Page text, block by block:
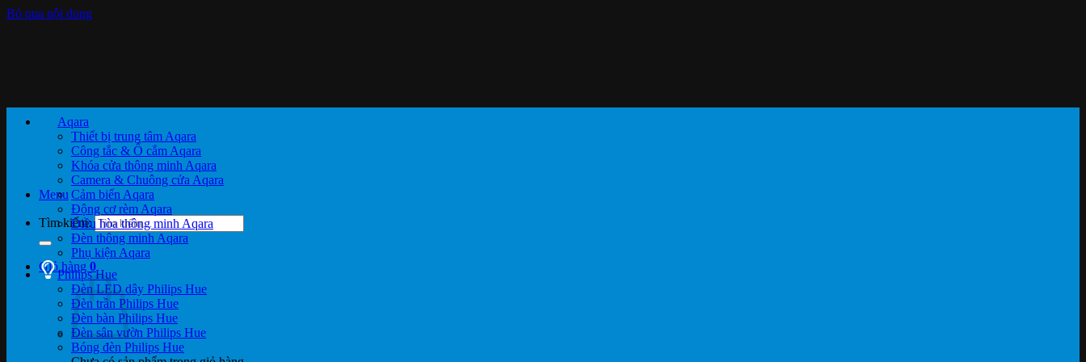
Bỏ qua nội dung
Menu
Tìm kiếm:
Giỏ hàng 0
Aqara
Thiết bị trung tâm Aqara
Công tắc & Ổ cắm Aqara
Khóa cửa thông minh Aqara
Camera & Chuông cửa Aqara
Cảm biến Aqara
Động cơ rèm Aqara
Điều hòa thông minh Aqara
Đèn thông minh Aqara
Phụ kiện Aqara
Philips Hue
Đèn LED dây Philips Hue
Đèn trần Philips Hue
Đèn bàn Philips Hue
Đèn sân vườn Philips Hue
Bóng đèn Philips Hue